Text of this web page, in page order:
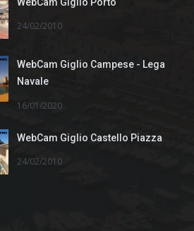
24/02/2010
WebCam Giglio Campese - Lega
Navale
16/01/2020
WebCam Giglio Castello Piazza
24/02/2010